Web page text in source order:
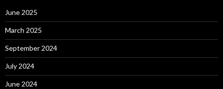
o
r
:
June 2025
March 2025
September 2024
July 2024
June 2024